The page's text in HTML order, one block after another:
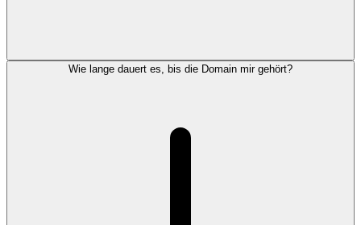
Wie lange dauert es, bis die Domain mir gehört?